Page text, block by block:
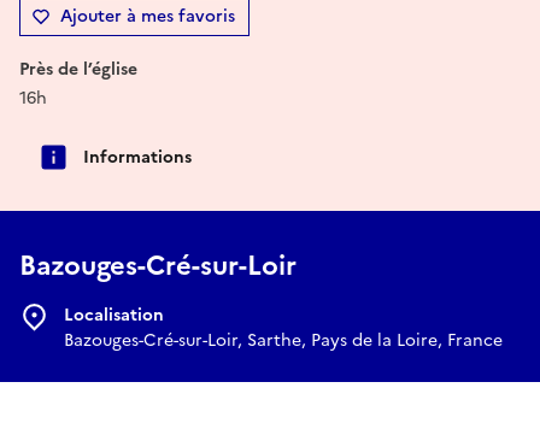
Ajouter à mes favoris
Près de l’église
16h
Informations
Bazouges-Cré-sur-Loir
Localisation
Bazouges-Cré-sur-Loir, Sarthe, Pays de la Loire, France